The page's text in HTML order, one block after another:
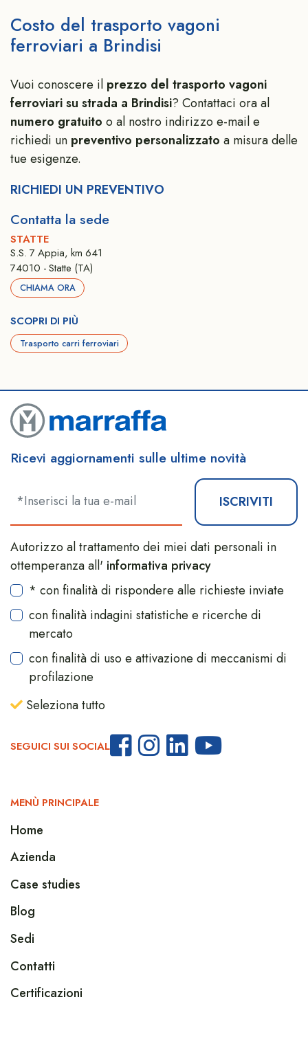
Costo del trasporto vagoni
ferroviari a Brindisi
Vuoi conoscere il prezzo del trasporto vagoni
ferroviari su strada a Brindisi? Contattaci ora al
numero gratuito o al nostro indirizzo e-mail e
richiedi un preventivo personalizzato a misura delle
tue esigenze.
RICHIEDI UN PREVENTIVO
Contatta la sede
STATTE
S.S. 7 Appia, km 641
74010 - Statte (TA)
CHIAMA ORA
SCOPRI DI PIÙ
Trasporto carri ferroviari
Ricevi aggiornamenti sulle ultime novità
ISCRIVITI
Autorizzo al trattamento dei miei dati personali in
ottemperanza all' informativa privacy
* con finalità di rispondere alle richieste inviate
con finalità indagini statistiche e ricerche di
mercato
con finalità di uso e attivazione di meccanismi di
profilazione
Seleziona tutto
SEGUICI SUI SOCIAL
MENÙ PRINCIPALE
Home
Azienda
Case studies
Blog
Sedi
Contatti
Certificazioni